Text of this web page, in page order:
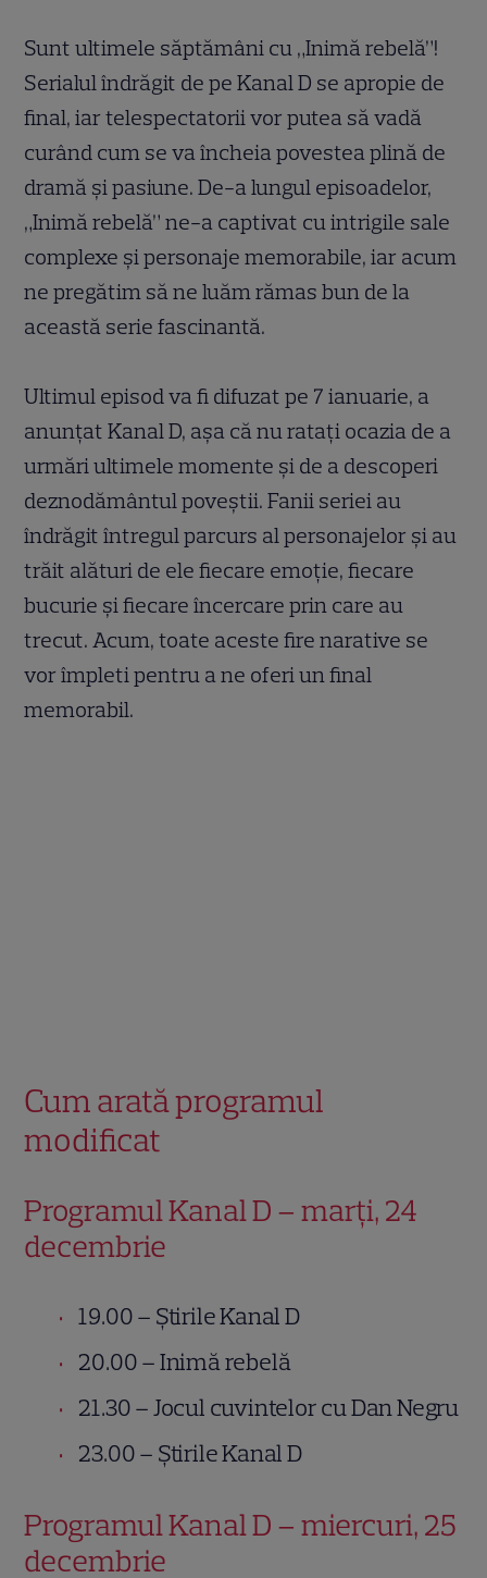
Sunt ultimele săptămâni cu „Inimă rebelă”!
Serialul îndrăgit de pe Kanal D se apropie de
final, iar telespectatorii vor putea să vadă
curând cum se va încheia povestea plină de
dramă și pasiune. De-a lungul episoadelor,
„Inimă rebelă” ne-a captivat cu intrigile sale
complexe și personaje memorabile, iar acum
ne pregătim să ne luăm rămas bun de la
această serie fascinantă.
Ultimul episod va fi difuzat pe 7 ianuarie, a
anunțat Kanal D, așa că nu ratați ocazia de a
urmări ultimele momente și de a descoperi
deznodământul poveștii. Fanii seriei au
îndrăgit întregul parcurs al personajelor și au
trăit alături de ele fiecare emoție, fiecare
bucurie și fiecare încercare prin care au
trecut. Acum, toate aceste fire narative se
vor împleti pentru a ne oferi un final
memorabil.
Cum arată programul
modificat
Programul Kanal D – marți, 24
decembrie
19.00 – Știrile Kanal D
20.00 – Inimă rebelă
21.30 – Jocul cuvintelor cu Dan Negru
23.00 – Știrile Kanal D
Programul Kanal D – miercuri, 25
decembrie